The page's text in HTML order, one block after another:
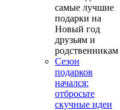
Сезон
подарков
начался:
отбросьте
скучные идеи